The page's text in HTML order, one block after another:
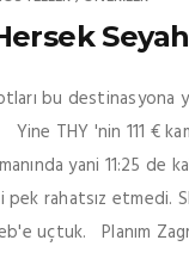
bu destinasyona
THY 'nin 111 €
yani 11:25 de
rahatsız etmedi.
uçtuk. Planım